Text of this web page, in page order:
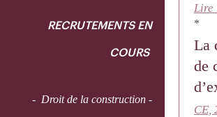
RECRUTEMENTS EN
COURS
- Droit de la construction -
Lire
*
La
de
CE,